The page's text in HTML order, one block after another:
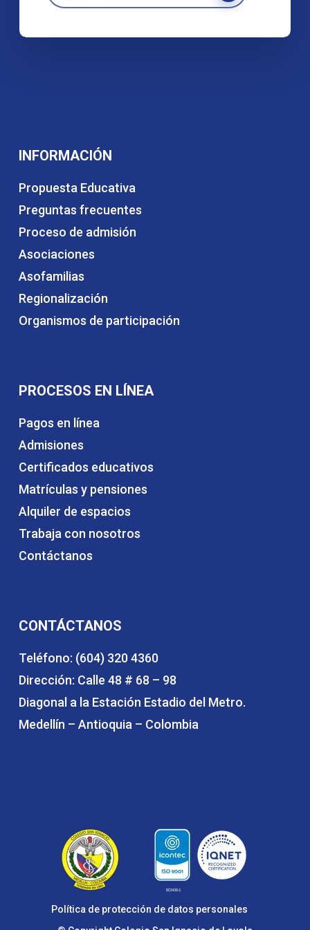
INFORMACIÓN
Propuesta Educativa
Preguntas frecuentes
Proceso de admisión
Asociaciones
Asofamilias
Regionalización
Organismos de participación
PROCESOS EN LÍNEA
Pagos en línea
Admisiones
Certificados educativos
Matrículas y pensiones
Alquiler de espacios
Trabaja con nosotros
Contáctanos
CONTÁCTANOS
Teléfono: (604) 320 4360
Dirección: Calle 48 # 68 – 98
Diagonal a la Estación Estadio del Metro.
Medellín – Antioquia – Colombia
Política de protección de datos personales